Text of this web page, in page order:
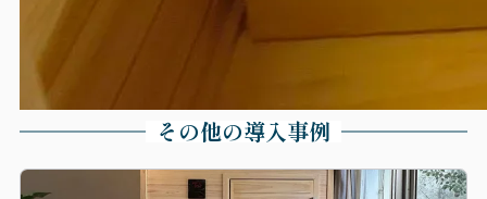
その他の導入事例